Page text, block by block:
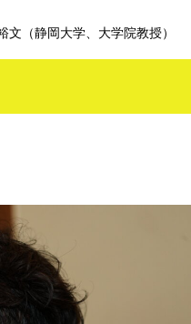
（静岡大学、大学院教授）